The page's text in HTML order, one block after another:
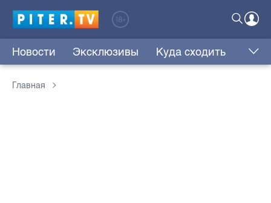
Новости Эксклюзивы Куда сходить
Главная